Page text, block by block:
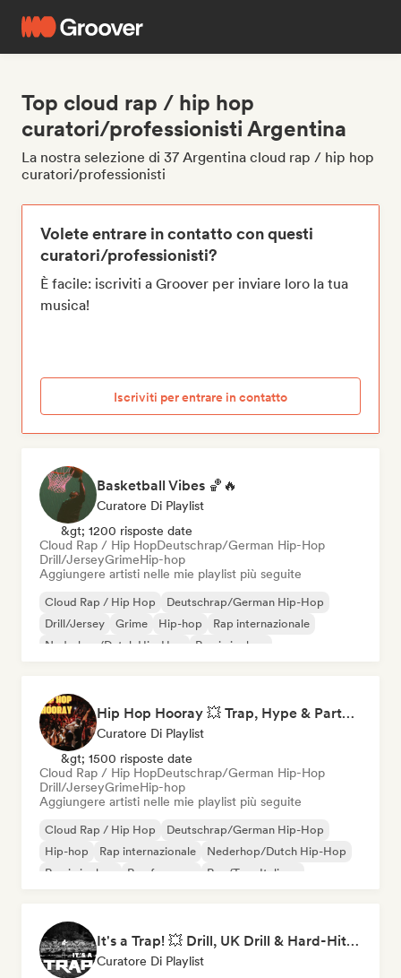
Top cloud rap / hip hop
curatori/professionisti Argentina
La nostra selezione di 37 Argentina cloud rap / hip hop
curatori/professionisti
Volete entrare in contatto con questi
curatori/professionisti?
È facile: iscriviti a Groover per inviare loro la tua
musica!
Iscriviti per entrare in contatto
Basketball Vibes 🏀🔥
Curatore Di Playlist
&gt; 1200 risposte date
Cloud Rap / Hip HopDeutschrap/German Hip-Hop
Drill/JerseyGrimeHip-hop
Aggiungere artisti nelle mie playlist più seguite
Cloud Rap / Hip Hop
Deutschrap/German Hip-Hop
Drill/Jersey
Grime Hip-hop
Rap internazionale
Nederhop/Dutch Hip-Hop
Rap in inglese
Hip Hop Hooray 💥 Trap, Hype & Party Rap Bangers
Curatore Di Playlist
&gt; 1500 risposte date
Cloud Rap / Hip HopDeutschrap/German Hip-Hop
Drill/JerseyGrimeHip-hop
Aggiungere artisti nelle mie playlist più seguite
Cloud Rap / Hip Hop
Deutschrap/German Hip-Hop
Hip-hop
Rap internazionale
Nederhop/Dutch Hip-Hop
Rap in inglese
Rap francese Rap/Trap Italiano
It's a Trap! 💥 Drill, UK Drill & Hard-Hitting Trap
Curatore Di Playlist